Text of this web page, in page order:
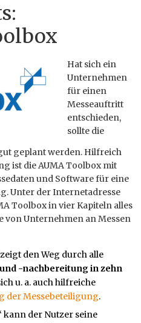
Hat sich ein
Unternehmen
für einen
Messeauftritt
entschieden,
sollte die
geplant werden. Hilfreich
ist die AUMA Toolbox mit
und Software für eine
Unter der Internetadresse
Toolbox in vier Kapiteln alles
von Unternehmen an Messen
den Weg durch alle
-nachbereitung in zehn
u. a. auch hilfreiche
der Messebeteiligung.
kann der Nutzer seine